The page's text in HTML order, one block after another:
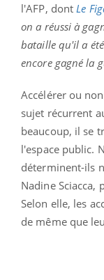
l'AFP, dont Le
on a réussi à
bataille qu'il a
encore gagné la
Accélérer ou
sujet récurrent
beaucoup, il se
l'espace public.
déterminent-ils
Nadine Sciacca,
Selon elle, les
de même que